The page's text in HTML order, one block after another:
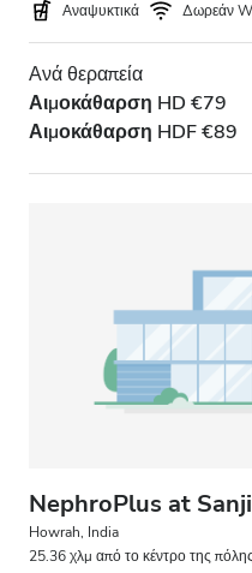
Βάρδιες
Πρωί
Απόγευμα
Βράδυ
Βαθμολογία
Καλή
Πολύ Καλή
Αναψυκτικά Δωρεάν
Ανά θεραπεία
Αιμοκάθαρση HD €79
Αιμοκάθαρση HDF €89
NephroPlus at
Howrah, India
25.36 χλμ από το κέντρο της πόλης